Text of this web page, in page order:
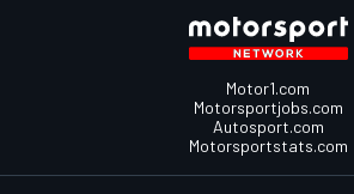
Motor1.com
Motorsportjobs.com
Autosport.com
Motorsportstats.com